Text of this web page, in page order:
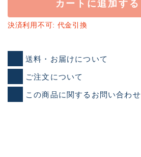
カートに追加する
決済利用不可: 代金引換
送料・お届けについて
ご注文について
この商品に関するお問い合わせ